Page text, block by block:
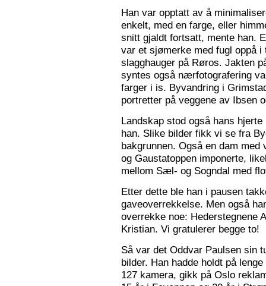
Han var opptatt av å
enkelt, med en farge, eller
snitt gjaldt fortsatt, mente han.
var et sjømerke med fugl oppå
slagghauger på Røros. Jakten
syntes også nærfotografering
farger i is. Byvandring i
portretter på veggene av Ibsen
Landskap stod også hans
han. Slike bilder fikk vi se fra
bakgrunnen. Også en dam
og Gaustatoppen imponerte,
mellom Sæl- og Sogndal med
Etter dette ble han i pausen
gaveoverrekkelse. Men også
overrekke noe: Hederstegnene
Kristian. Vi gratulerer begge to!
Så var det Oddvar Paulsen sin
bilder. Han hadde holdt på
127 kamera, gikk på Oslo